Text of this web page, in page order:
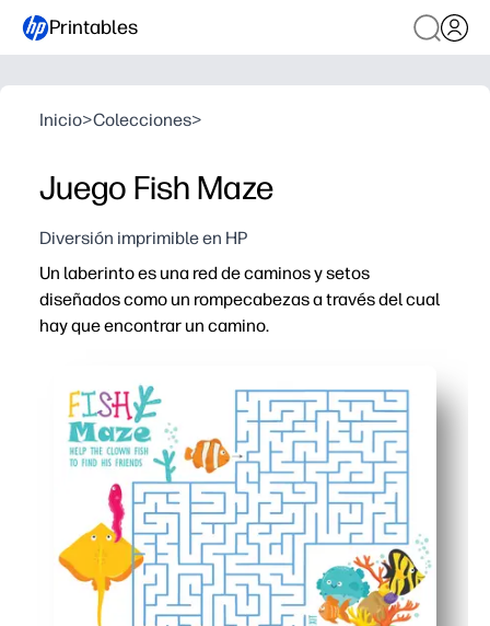
Printables
Inicio>Colecciones>
Juego Fish Maze
Diversión imprimible en HP
Un laberinto es una red de caminos y setos
diseñados como un rompecabezas a través del cual
hay que encontrar un camino.